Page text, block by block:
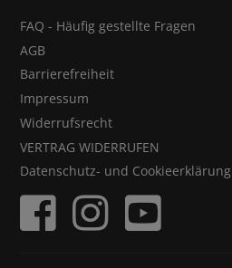
FAQ - Häufig gestellte Fragen
AGB
Barrierefreiheit
Impressum
Widerrufsrecht
VERTRAG WIDERRUFEN
Datenschutz- und Cookieerklärung